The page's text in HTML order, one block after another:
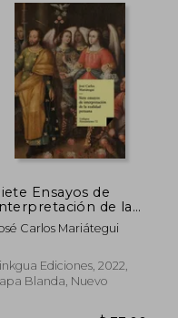
15%
dcto.
Ensayos de
de la
Peruana
Carlos Mariátegui
Ediciones, 2022,
Blanda, Nuevo